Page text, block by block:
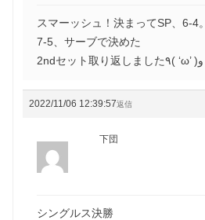
スマーッシュ！決まってSP、6-4。
7-5、サーブで決めた
2ndセット取り返しました٩( ‘ω’ )و
2022/11/06 12:39:57返信
下団
シングルス決勝